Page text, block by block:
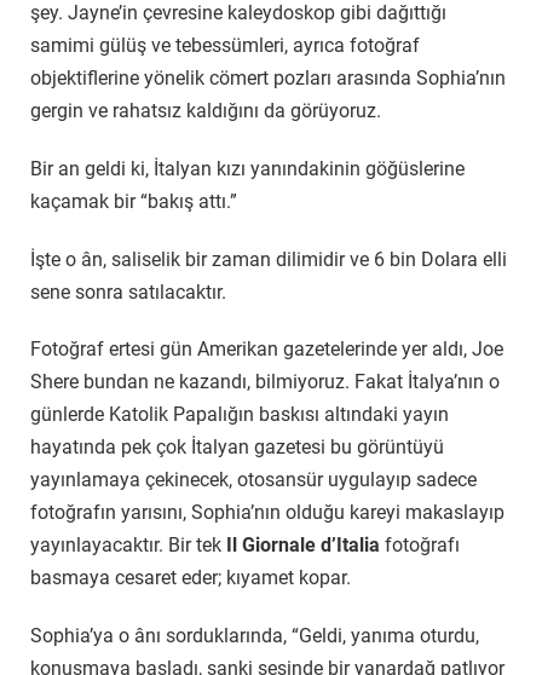
şey. Jayne’in çevresine kaleydoskop gibi dağıttığı
samimi gülüş ve tebessümleri, ayrıca fotoğraf
objektiflerine yönelik cömert pozları arasında Sophia’nın
gergin ve rahatsız kaldığını da görüyoruz.
Bir an geldi ki, İtalyan kızı yanındakinin göğüslerine
kaçamak bir “bakış attı.”
İşte o ân, saliselik bir zaman dilimidir ve 6 bin Dolara elli
sene sonra satılacaktır.
Fotoğraf ertesi gün Amerikan gazetelerinde yer aldı, Joe
Shere bundan ne kazandı, bilmiyoruz. Fakat İtalya’nın o
günlerde Katolik Papalığın baskısı altındaki yayın
hayatında pek çok İtalyan gazetesi bu görüntüyü
yayınlamaya çekinecek, otosansür uygulayıp sadece
fotoğrafın yarısını, Sophia’nın olduğu kareyi makaslayıp
yayınlayacaktır. Bir tek
Il Giornale d’Italia fotoğrafı
basmaya cesaret eder; kıyamet kopar.
Sophia’ya o ânı sorduklarında, “Geldi, yanıma oturdu,
konuşmaya başladı, sanki sesinde bir yanardağ patlıyor